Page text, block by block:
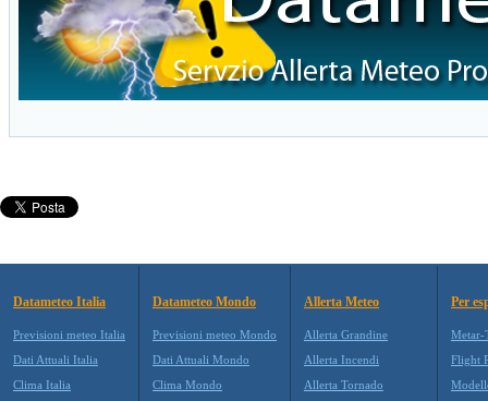
Datameteo Italia
Previsioni meteo Italia
Dati Attuali Italia
Clima Italia
Datameteo Mondo
Previsioni meteo Mondo
Dati Attuali Mondo
Clima Mondo
Allerta Meteo
Allerta Grandine
Allerta Incendi
Allerta Tornado
Per
Metar-
Flight